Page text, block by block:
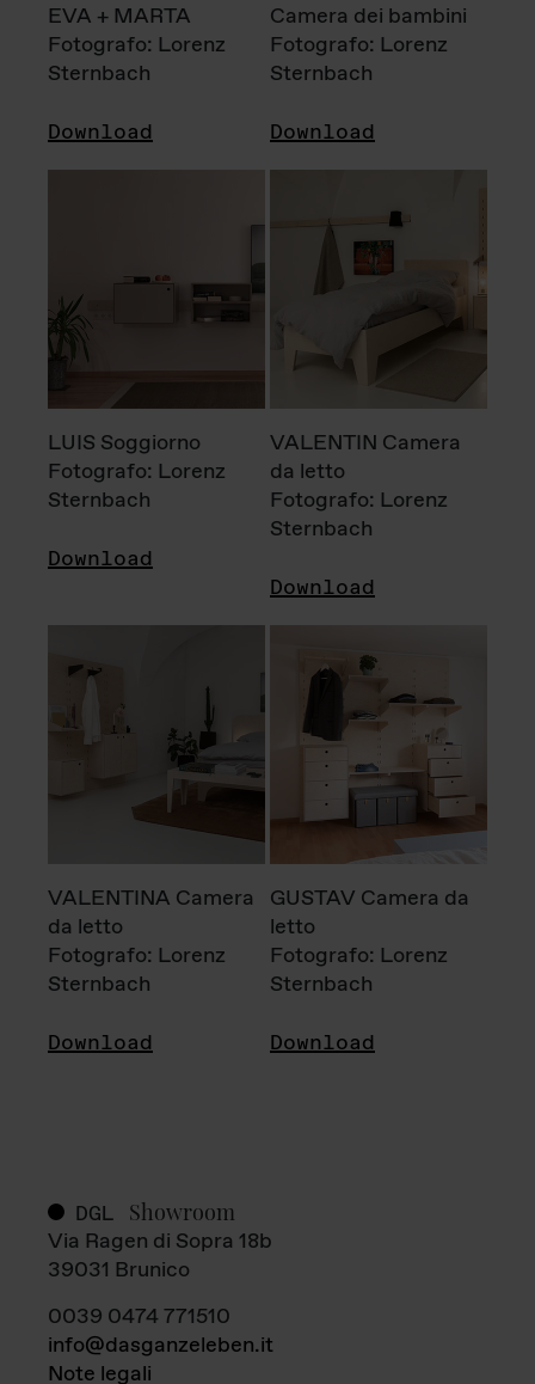
EVA + MARTA
Fotografo: Lorenz
Sternbach
Download
Camera dei bambini
Fotografo: Lorenz
Sternbach
Download
LUIS Soggiorno
Fotografo: Lorenz
Sternbach
Download
VALENTIN Camera
da letto
Fotografo: Lorenz
Sternbach
Download
VALENTINA Camera
da letto
Fotografo: Lorenz
Sternbach
Download
GUSTAV Camera da
letto
Fotografo: Lorenz
Sternbach
Download
DGL Showroom
Via Ragen di Sopra 18b
39031 Brunico
0039 0474 771510
info@dasganzeleben.it
Note legali